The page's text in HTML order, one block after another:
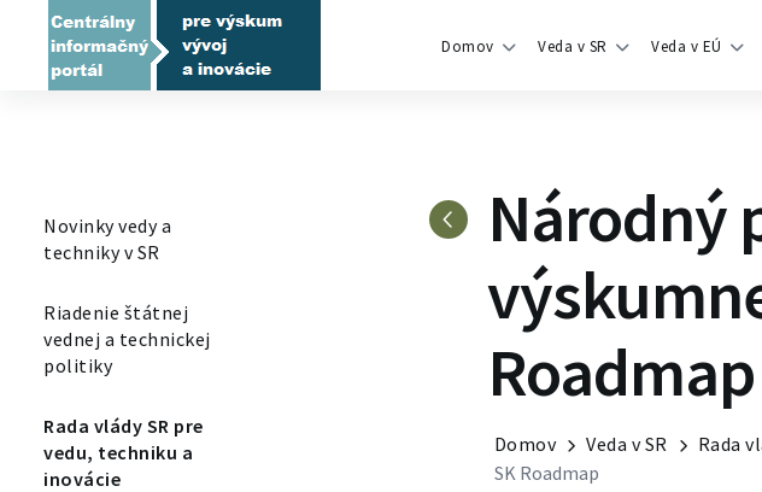
Domov Veda v SR Veda v EÚ
Novinky vedy a
techniky v SR
Riadenie štátnej
vednej a technickej
politiky
Rada vlády SR pre
vedu, techniku a
inovácie
Národný
Roadmap
Domov Veda v SR Rada
SK Roadmap